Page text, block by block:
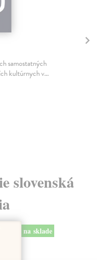
samostatných
kultúrnych v...
slovenská
na sklade